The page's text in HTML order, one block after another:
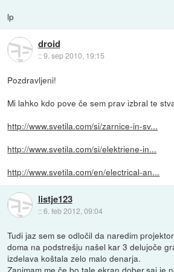
lp
droid
::9. sep 2010, 19:15
Pozdravljeni!
Mi lahko kdo pove če sem prav izbral te
http://www.svetila.com/si/zarnice-in-sv...
http://www.svetila.com/si/elektriene-in...
http://www.svetila.com/en/electrical-an...
listje123
::6. feb 2012, 09:04
Tudi jaz sem se odločil da naredim
doma na podstrešju našel kar 3 delujoče
izdelava koštala zelo malo denarja.
Zanimam me če bo tale ekran dober,saj je